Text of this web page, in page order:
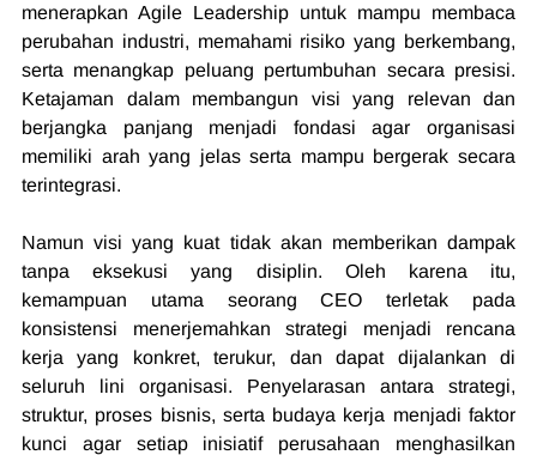
menerapkan Agile Leadership untuk mampu membaca
perubahan industri, memahami risiko yang berkembang,
serta menangkap peluang pertumbuhan secara presisi.
Ketajaman dalam membangun visi yang relevan dan
berjangka panjang menjadi fondasi agar organisasi
memiliki arah yang jelas serta mampu bergerak secara
terintegrasi.
Namun visi yang kuat tidak akan memberikan dampak
tanpa eksekusi yang disiplin. Oleh karena itu,
kemampuan utama seorang CEO terletak pada
konsistensi menerjemahkan strategi menjadi rencana
kerja yang konkret, terukur, dan dapat dijalankan di
seluruh lini organisasi. Penyelarasan antara strategi,
struktur, proses bisnis, serta budaya kerja menjadi faktor
kunci agar setiap inisiatif perusahaan menghasilkan